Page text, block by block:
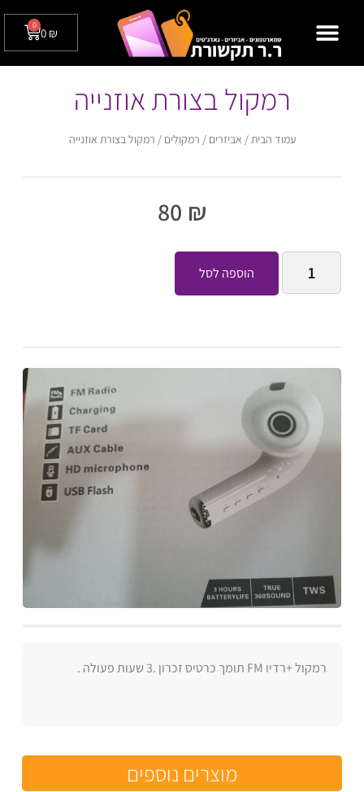
0 ₪
0
רמקול בצורת אוזנייה
עמוד הבית / אביזרים / רמקולים / רמקול בצורת אוזנייה
80 ₪
הוספה לסל
רמקול +רדיו FM תומך כרטיס זכרון .3 שעות פעולה .
מוצרים נוספים